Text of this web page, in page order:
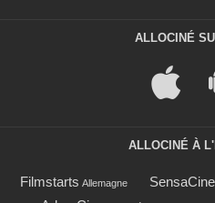
ALLOCINÉ
ALLOCINÉ À
Filmstarts Allemagne SensaCine